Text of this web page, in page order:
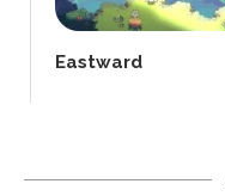
Eastward